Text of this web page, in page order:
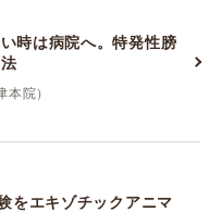
時は病院へ。特発性膀
本院）
をエキゾチックアニマ